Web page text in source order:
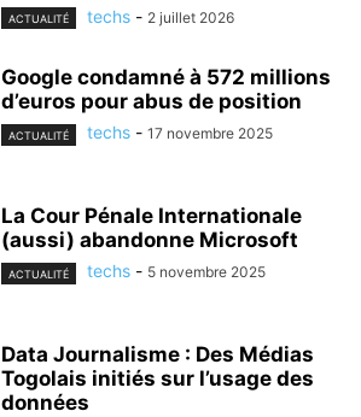
ACTUALITÉ techs - 2 juillet 2026
Google condamné à 572 millions
d’euros pour abus de position
ACTUALITÉ techs - 17 novembre 2025
La Cour Pénale Internationale
(aussi) abandonne Microsoft
ACTUALITÉ techs - 5 novembre 2025
Data Journalisme : Des Médias
Togolais initiés sur l’usage des
données